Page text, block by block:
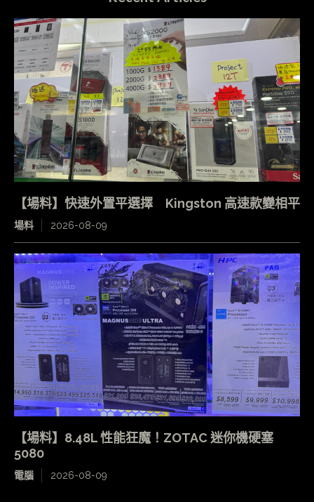
【場料】快速外置平選擇 Kingston 高速款變相平
場料 2026-08-09
【場料】8.48L 性能狂魔！ZOTAC 迷你機硬塞
5080
電腦 2026-08-09